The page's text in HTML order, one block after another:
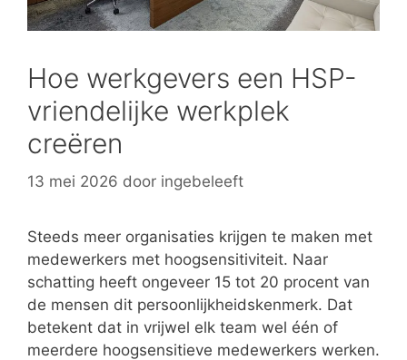
Hoe werkgevers een HSP-
vriendelijke werkplek
creëren
13 mei 2026 door ingebeleeft
Steeds meer organisaties krijgen te maken met
medewerkers met hoogsensitiviteit. Naar
schatting heeft ongeveer 15 tot 20 procent van
de mensen dit persoonlijkheidskenmerk. Dat
betekent dat in vrijwel elk team wel één of
meerdere hoogsensitieve medewerkers werken.